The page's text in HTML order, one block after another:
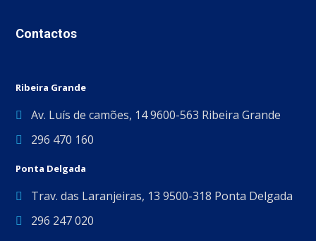
Contactos
Ribeira Grande
Av. Luís de camões, 14 9600-563 Ribeira Grande
296 470 160
Ponta Delgada
Trav. das Laranjeiras, 13 9500-318 Ponta Delgada
296 247 020